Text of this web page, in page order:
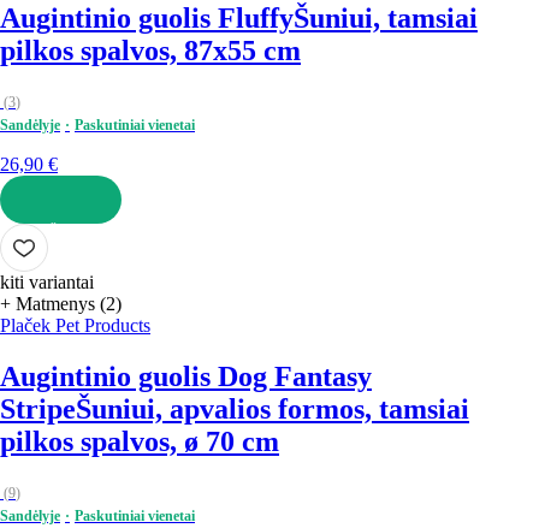
Augintinio guolis FluffyŠuniui, tamsiai
pilkos spalvos, 87x55 cm
(3)
Sandėlyje
Paskutiniai vienetai
26,90 €
Į KREPŠELĮ
kiti variantai
+ Matmenys (2)
Plaček Pet Products
Augintinio guolis Dog Fantasy
StripeŠuniui, apvalios formos, tamsiai
pilkos spalvos, ø 70 cm
(9)
Sandėlyje
Paskutiniai vienetai